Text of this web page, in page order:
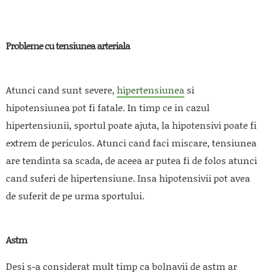
Probleme cu tensiunea arteriala
Atunci cand sunt severe, hipertensiunea si
hipotensiunea pot fi fatale. In timp ce in cazul
hipertensiunii, sportul poate ajuta, la hipotensivi poate fi
extrem de periculos. Atunci cand faci miscare, tensiunea
are tendinta sa scada, de aceea ar putea fi de folos atunci
cand suferi de hipertensiune. Insa hipotensivii pot avea
de suferit de pe urma sportului.
Astm
Desi s-a considerat mult timp ca bolnavii de astm ar